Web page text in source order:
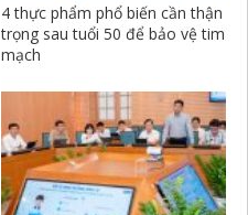
4 thực phẩm phổ biến cần thận
trọng sau tuổi 50 để bảo vệ tim
mạch